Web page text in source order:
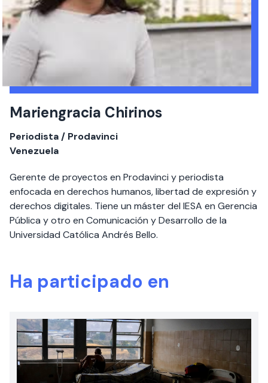
Mariengracia Chirinos
Periodista / Prodavinci
Venezuela
Gerente de proyectos en Prodavinci y periodista
enfocada en derechos humanos, libertad de expresión y
derechos digitales. Tiene un máster del IESA en Gerencia
Pública y otro en Comunicación y Desarrollo de la
Universidad Católica Andrés Bello.
Ha participado en